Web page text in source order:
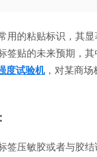
用的粘贴标识，其
签贴的未来预期，
度试验机，对某商场
签压敏胶或者与胶